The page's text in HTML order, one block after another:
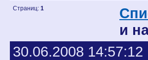
Страниц: 1
и
30.06.2008 14:57:12